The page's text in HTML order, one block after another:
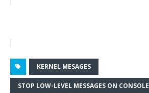
KERNEL MESAGES
STOP LOW-LEVEL MESSAGES ON CONSOLE